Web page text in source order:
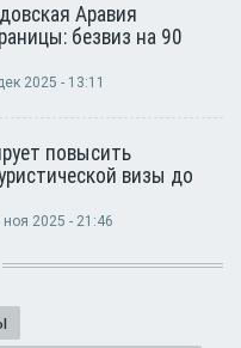
Аравия
безвиз на 90
2025 - 13:11
повысить
визы до
ноя 2025 - 21:46